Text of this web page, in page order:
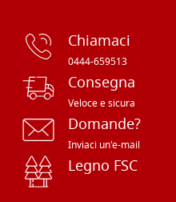
Chiamaci
0444-659513
Consegna
Veloce e sicura
Domande?
Inviaci un'e-mail
Legno FSC